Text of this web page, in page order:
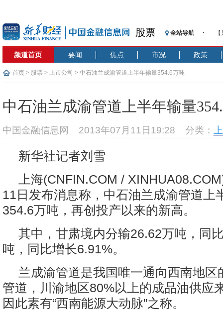
股票 全站导航
记
央
沥
频道首页 要闻 焦点 市况 政策
首页 > 股票 > 上市公司 > 中石油兰成渝管道上半年输量354.6万吨
中石油兰成渝管道上半年输量
中国金融信息网 2013年07月11日19:28 分类：
新华社记者刘雪
上海(CNFIN.COM /
11日发布消息称，中石油兰成渝管道上
354.6万吨，再创投产以来的新高。
其中，甘肃境内分输26.62万吨，同
吨，同比增长6.91%。
兰成渝管道是我国唯一通向西南地区
管道，川渝地区80%以上的成品油供应
因此素有“西南能源大动脉”之称。